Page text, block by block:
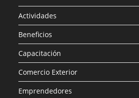
Actividades
Beneficios
Capacitación
Comercio Exterior
Emprendedores